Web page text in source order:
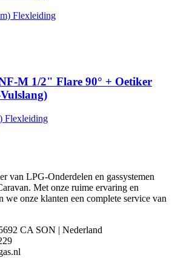
Flexleiding
M 1/2" Flare 90° + Oetiker
Flexleiding
van LPG-Onderdelen en gassystemen
Met onze ruime ervaring en
we onze klanten een complete service van
CA SON | Nederland